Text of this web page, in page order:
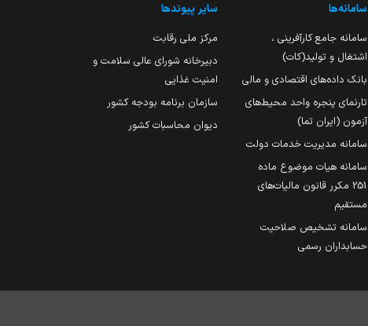
سامانه‌ها
سامانه جامع کارآفرینی ،
اشتغال و تولید(کات)
بانک داده‌های اقتصادی و مالی
تارنمای پنجره واحد محیط‌های
آزمون (ایران تما)
سامانه مدیریت خدمات دولت
سامانه هیات موضوع ماده
251 مکرر قانون مالیات‌های
مستقیم
سامانه تشخیص صلاحیت
حسابداران رسمی
سایر پیوندها
مرکز ملی رقابت
دبیرخانه شورای عالی سلامت و
امنیت غذایی
سازمان برنامه بودجه کشور
دیوان محاسبات کشور